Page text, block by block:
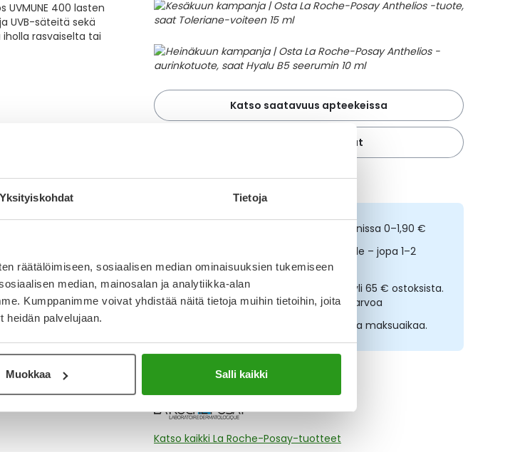
Yksityiskohdat Tietoja
räätälöimiseen, sosiaalisen median ominaisuuksien tukemiseen
median, mainosalan ja analytiikka-alan
Kumppanimme voivat yhdistää näitä tietoja muihin tietoihin, joita
heidän palvelujaan.
Muokkaa Salli kaikki
400 lasten
UVB-säteitä sekä
rasvaiselta tai
Korkki on myös
2.4.2026
Katso saatavuus apteekeissa
Katso toimitustavat
Näytä alin hinta 30 päivän ajalta
Tilaa netistä, nouda kolmessa tunnissa 0–1,90 €
Nopeampi toimitus reseptilääkkeille – jopa 1–2
arkipäivässä
Ilmainen toimitus noutopisteisiin yli 65 € ostoksista.
Lääkkeet eivät kerrytä ostoskorin arvoa
Osta nyt, saat 45 päivää korotonta maksuaikaa.
Katso kaikki La Roche-Posay-tuotteet